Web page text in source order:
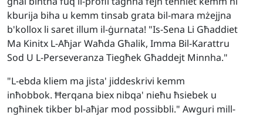
kburija biha u kemm tinsab grata bil-mara mżejjna
b'kollox li saret illum il-ġurnata! "Is-Sena Li Għaddiet
Ma Kinitx L-Aħjar Waħda Għalik, Imma Bil-Karattru
Sod U L-Perseveranza Tiegħek Għaddejt Minnha."
"L-ebda kliem ma jista' jiddeskrivi kemm
inħobbok. Ħerqana biex nibqa' nieħu ħsiebek u
ngħinek tikber bl-aħjar mod possibbli." Awguri mill-